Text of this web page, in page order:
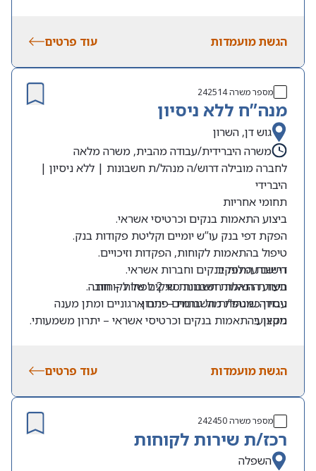
הגשת מועמדות
עוד פרטים
מספר משרה242514
מנה”ח ללא ניסיון
גוש דן, השרון
משרה היברידית/עבודה מהבית, משרה מלאה
לחברה מובילה דרוש/ה מנהל/ת חשבונות | ללא ניסיון |
היברידי
תחומי אחריות
ביצוע התאמות בנקים וכרטיסי אשראי.
הפקת דפי בנק עו”ש יומיים וקליטת פקודות בנק.
טיפול בהתאמות לקוחות, הפקדות וזיכויים.
רישום עמלות בנקים וחברות אשראי.
ביצוע התאמות חשבונות שיקים של לקוחות.
עבודה שוטפת מול גורמים פנים ארגוניים ומתן מענה
מקצועי.
דרישות התפקיד
תעודת הנהלת חשבונות סוג 2 לפחות – חובה.
ניסיון כמנהל/ת חשבונות – יתרון.
ניסיון בהתאמות בנקים וכרטיסי אשראי – יתרון משמעותי.
הגשת מועמדות
עוד פרטים
מספר משרה242450
רכז/ת שירות לקוחות
השפלה